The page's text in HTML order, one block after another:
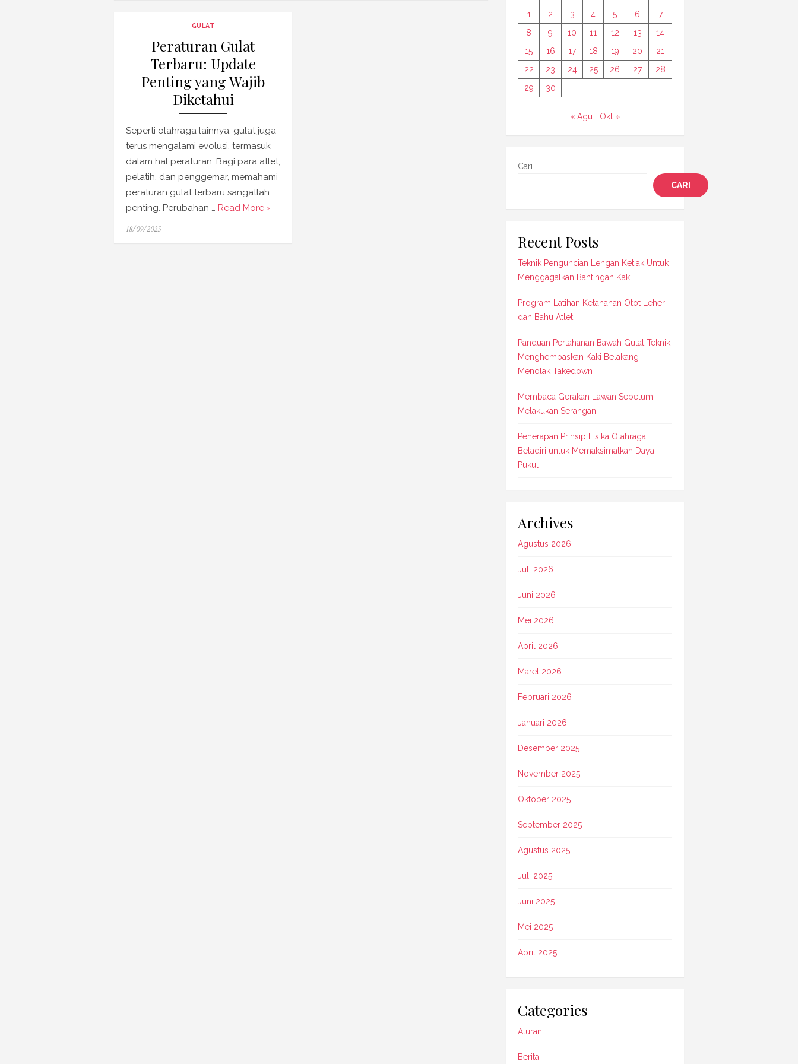
GULAT
Peraturan Gulat
Terbaru: Update
Penting yang Wajib
Diketahui
Seperti olahraga lainnya, gulat juga
terus mengalami evolusi, termasuk
dalam hal peraturan. Bagi para atlet,
pelatih, dan penggemar, memahami
peraturan gulat terbaru sangatlah
penting. Perubahan … Read More ›
Posted
18/09/2025
1
2 3 4 5 6
7
8
9 10 11 12 13
14
15
16 17 18 19 20
21
22
23 24 25 26 27
28
29
30
« Agu Okt »
Cari
CARI
Recent Posts
Teknik Penguncian Lengan Ketiak Untuk
Menggagalkan Bantingan Kaki
Program Latihan Ketahanan Otot Leher
dan Bahu Atlet
Panduan Pertahanan Bawah Gulat Teknik
Menghempaskan Kaki Belakang
Menolak Takedown
Membaca Gerakan Lawan Sebelum
Melakukan Serangan
Penerapan Prinsip Fisika Olahraga
Beladiri untuk Memaksimalkan Daya
Pukul
Archives
Agustus 2026
Juli 2026
Juni 2026
Mei 2026
April 2026
Maret 2026
Februari 2026
Januari 2026
Desember 2025
November 2025
Oktober 2025
September 2025
Agustus 2025
Juli 2025
Juni 2025
Mei 2025
April 2025
Categories
Aturan
Berita